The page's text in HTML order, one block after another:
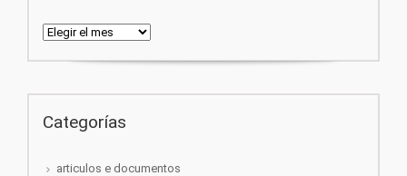
Arquivos
Categorías
articulos e documentos